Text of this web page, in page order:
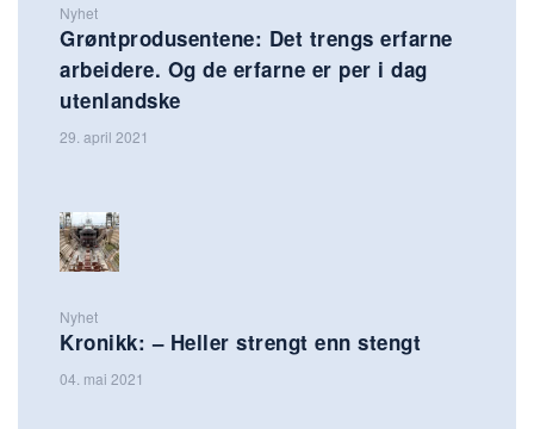
Nyhet
Grøntprodusentene: Det trengs erfarne
arbeidere. Og de erfarne er per i dag
utenlandske
29. april 2021
Nyhet
Kronikk: – Heller strengt enn stengt
04. mai 2021